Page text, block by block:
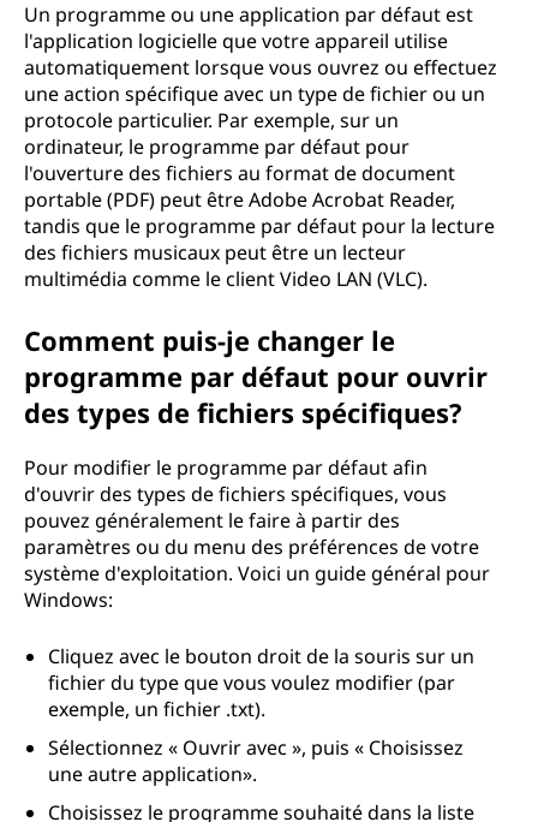
Un programme ou une application par défaut est
l'application logicielle que votre appareil utilise
automatiquement lorsque vous ouvrez ou effectuez
une action spécifique avec un type de fichier ou un
protocole particulier. Par exemple, sur un
ordinateur, le programme par défaut pour
l'ouverture des fichiers au format de document
portable (PDF) peut être Adobe Acrobat Reader,
tandis que le programme par défaut pour la lecture
des fichiers musicaux peut être un lecteur
multimédia comme le client Video LAN (VLC).
Comment puis-je changer le
programme par défaut pour ouvrir
des types de fichiers spécifiques?
Pour modifier le programme par défaut afin
d'ouvrir des types de fichiers spécifiques, vous
pouvez généralement le faire à partir des
paramètres ou du menu des préférences de votre
système d'exploitation. Voici un guide général pour
Windows:
Cliquez avec le bouton droit de la souris sur un
fichier du type que vous voulez modifier (par
exemple, un fichier .txt).
Sélectionnez « Ouvrir avec », puis « Choisissez
une autre application».
Choisissez le programme souhaité dans la liste